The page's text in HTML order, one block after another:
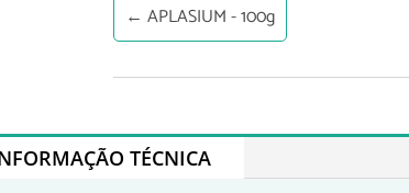
← APLASIUM - 100g
TÉCNICA